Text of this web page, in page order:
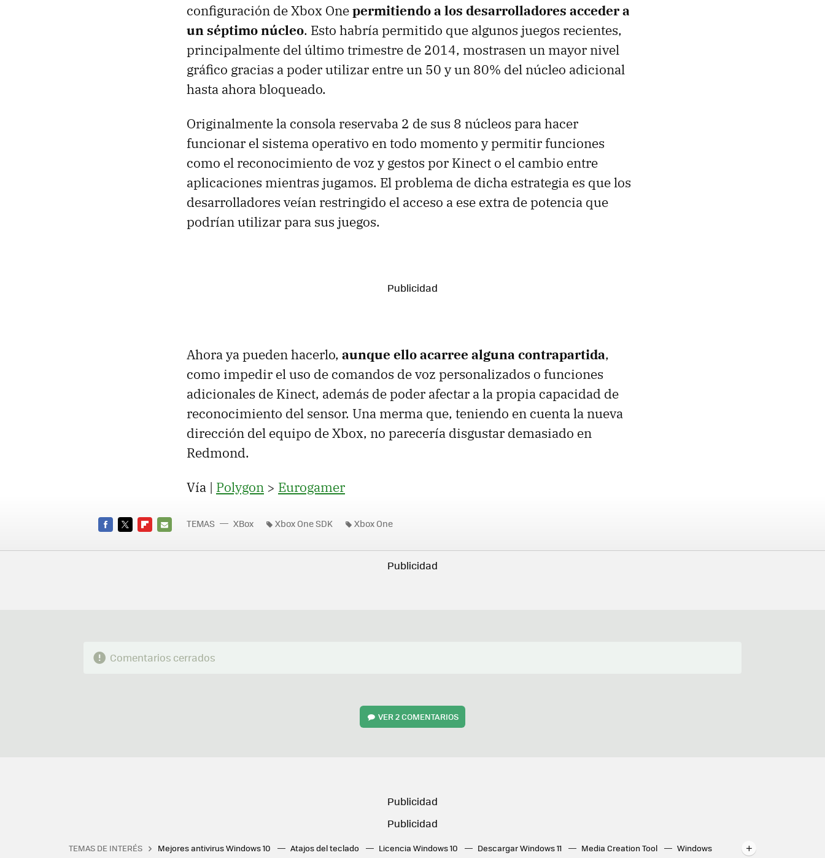
configuración de Xbox Onepermitiendo a los desarrolladores acceder a
un séptimo núcleo. Esto habría permitido que algunos juegos recientes,
principalmente del último trimestre de 2014, mostrasen un mayor nivel
gráfico gracias a poder utilizar entre un 50 y un 80% del núcleo adicional
hasta ahora bloqueado.
Originalmente la consola reservaba 2 de sus 8 núcleos para hacer
funcionar el sistema operativo en todo momento y permitir funciones
como el reconocimiento de voz y gestos por Kinect o el cambio entre
aplicaciones mientras jugamos. El problema de dicha estrategia es que los
desarrolladores veían restringido el acceso a ese extra de potencia que
podrían utilizar para sus juegos.
Ahora ya pueden hacerlo, aunque ello acarree alguna contrapartida,
como impedir el uso de comandos de voz personalizados o funciones
adicionales de Kinect, además de poder afectar a la propia capacidad de
reconocimiento del sensor. Una merma que, teniendo en cuenta la nueva
dirección del equipo de Xbox, no parecería disgustar demasiado en
Redmond.
Vía | Polygon > Eurogamer
MAIL
TEMAS XBox Xbox One SDK Xbox One
Comentarios cerrados
VER2 COMENTARIOS
TEMAS DE INTERÉS Mejores antivirus Windows 10 Atajos del teclado Licencia Windows 10 Descargar Windows 11 Media Creation Tool
Windows